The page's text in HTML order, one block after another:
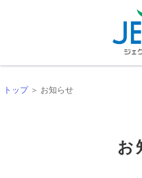
トップ＞ お知らせ
お